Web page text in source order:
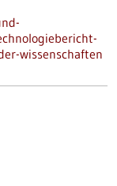
wissenschaften